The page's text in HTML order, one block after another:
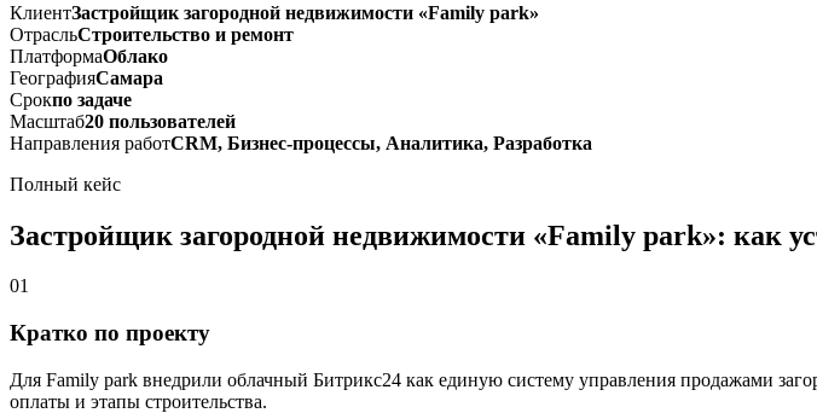
КлиентЗастройщик загородной недвижимости «Family park»
ОтрасльСтроительство и ремонт
ПлатформаОблако
ГеографияСамара
Срокпо задаче
Масштаб20 пользователей
Направления работCRM, Бизнес-процессы, Аналитика, Разработка
Полный кейс
Застройщик загородной недвижимости «Family park»: как
01
Кратко по проекту
Для Family park внедрили облачный Битрикс24 как единую систему управления продажами
оплаты и этапы строительства.